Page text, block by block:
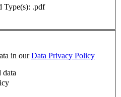
Type(s): .pdf
in our Data Privacy Policy
data